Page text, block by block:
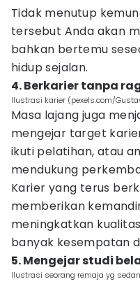
Tidak menutup
tersebut Anda akan
bahkan bertemu
hidup sejalan.
4. Berkarier tanpa
Ilustrasi karier (pexels.com/
Masa lajang juga
mengejar target
ikuti pelatihan, atau
mendukung
Karier yang terus
memberikan
meningkatkan
banyak kesempatan
5. Mengejar studi
Ilustrasi seorang remaja yg